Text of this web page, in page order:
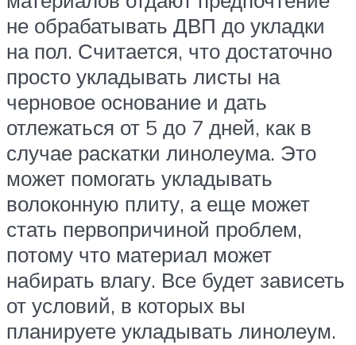
не обрабатывать ДВП до укладки
на пол. Считается, что достаточно
просто укладывать листы на
черновое основание и дать
отлежаться от 5 до 7 дней, как в
случае раскатки линолеума. Это
может помогать укладывать
волоконную плиту, а еще может
стать первопричиной проблем,
потому что материал может
набирать влагу. Все будет зависеть
от условий, в которых вы
планируете укладывать линолеум.